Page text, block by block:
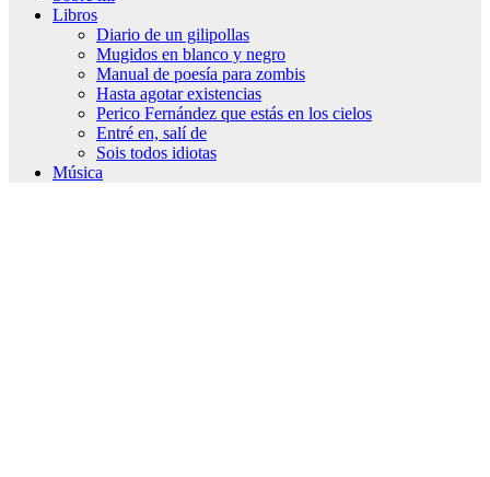
Libros
Diario de un gilipollas
Mugidos en blanco y negro
Manual de poesía para zombis
Hasta agotar existencias
Perico Fernández que estás en los cielos
Entré en, salí de
Sois todos idiotas
Música